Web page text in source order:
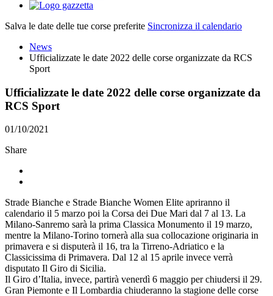
Salva le date delle tue corse preferite Sincronizza il calendario
News
Ufficializzate le date 2022 delle corse organizzate da RCS
Sport
Ufficializzate le date 2022 delle corse organizzate da
RCS Sport
01/10/2021
Share
Strade Bianche e Strade Bianche Women Elite apriranno il
calendario il 5 marzo poi la Corsa dei Due Mari dal 7 al 13. La
Milano-Sanremo sarà la prima Classica Monumento il 19 marzo,
mentre la Milano-Torino tornerà alla sua collocazione originaria in
primavera e si disputerà il 16, tra la Tirreno-Adriatico e la
Classicissima di Primavera. Dal 12 al 15 aprile invece verrà
disputato Il Giro di Sicilia.
Il Giro d’Italia, invece, partirà venerdì 6 maggio per chiudersi il 29.
Gran Piemonte e Il Lombardia chiuderanno la stagione delle corse